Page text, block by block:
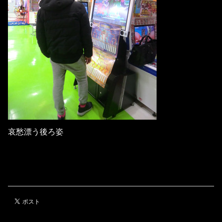
哀愁漂う後ろ姿